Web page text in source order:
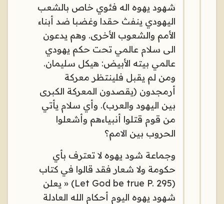
شهود يهوه اله فئوي خاص بالشعب
اليهودي ينفث حقدا وغضبا ضد أبناء
الأمم والشعوب الأخرى. وهم يدعون
الى سلام عالمي تحت حكم يهودي
عالمي بيته الأبيض: هيكل سليمان.
ومن لم يقبل فلينتظر معركة
أرمجدون (يقصدون المعركة الكبرى
بين اليهود والعرب). وأي سلام يأتي
من قوم قتلوا أنبياءهم وأشعلوا
الحروب بين الامم؟
وجماعة شود يهوه لا تعترف بأي
حكومة ولا شعار فقد قالوا في كتاب
(Let God be true P. 295) « يعلن
شهود يهوه اليوم أحكام الله العادلة